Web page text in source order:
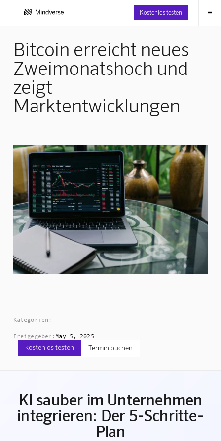
Kostenlos testen ≡
Bitcoin erreicht neues
Zweimonatshoch und
zeigt
Marktentwicklungen
Kategorien:
Freigegeben: May 5, 2025
kostenlos testen Termin buchen
KI sauber im Unternehmen
integrieren: Der 5-Schritte-
Plan